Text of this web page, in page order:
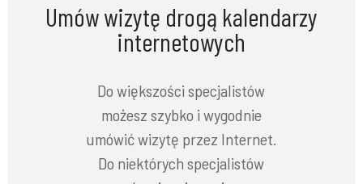
Umów wizytę drogą kalendarzy
internetowych
Do większości specjalistów
możesz szybko i wygodnie
umówić wizytę przez Internet.
Do niektórych specjalistów